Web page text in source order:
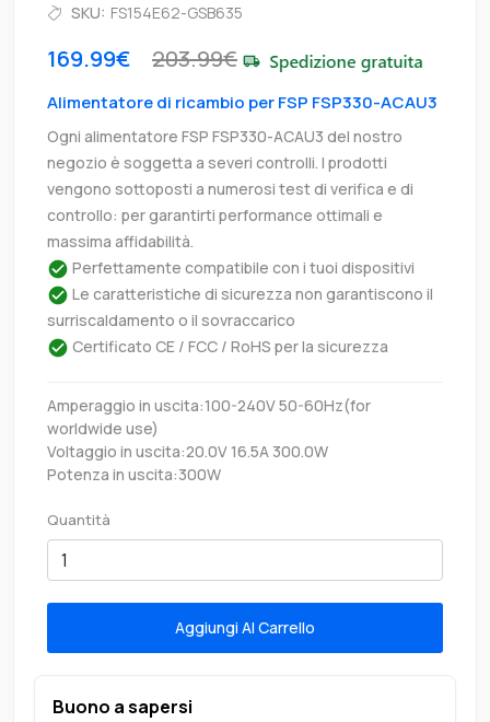
SKU: FS154E62-GSB635
169.99€ 203.99€
Alimentatore di ricambio per FSP FSP330-ACAU3
Ogni alimentatore FSP FSP330-ACAU3 del nostro
negozio è soggetta a severi controlli. I prodotti
vengono sottoposti a numerosi test di verifica e di
controllo: per garantirti performance ottimali e
massima affidabilità.
Perfettamente compatibile con i tuoi dispositivi
Le caratteristiche di sicurezza non garantiscono il
surriscaldamento o il sovraccarico
Certificato CE / FCC / RoHS per la sicurezza
Amperaggio in uscita:100-240V 50-60Hz(for
worldwide use)
Voltaggio in uscita:20.0V 16.5A 300.0W
Potenza in uscita:300W
Quantità
Aggiungi Al Carrello
Buono a sapersi